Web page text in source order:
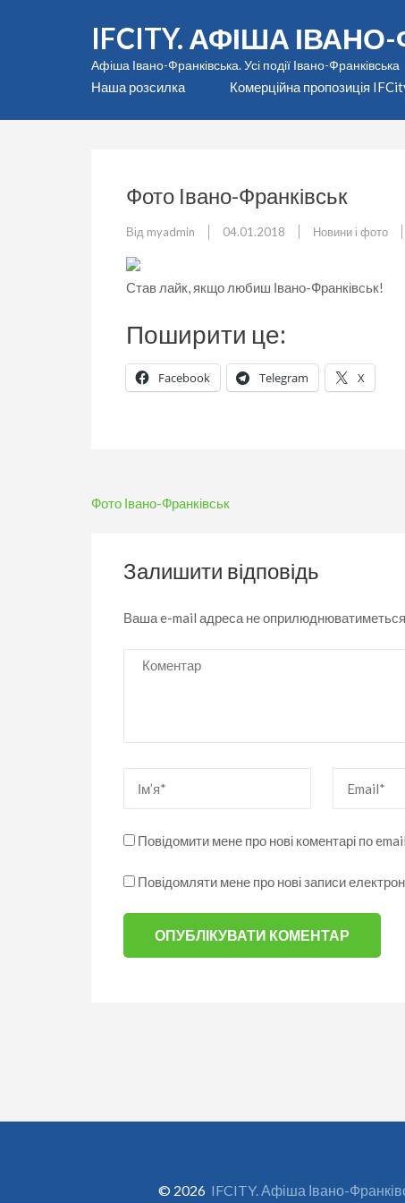
IFCITY. АФІША
Афіша Івано-Франківська. Усі події Івано-Франківська
Наша розсилка Комерційна пропозиція
Фото Івано-Франківськ
Від myadmin 04.01.2018 Новини і фото
Став лайк, якщо любиш Івано-Франківськ!
Поширити це:
Facebook Telegram X
Навігація
Фото Івано-Франківськ
Залишити відповідь
Ваша e-mail адреса не
Коментар
Повідомити мене про нові коментарі по email.
Повідомляти мене про нові записи
© 2026 IFCITY. Афіша Івано-